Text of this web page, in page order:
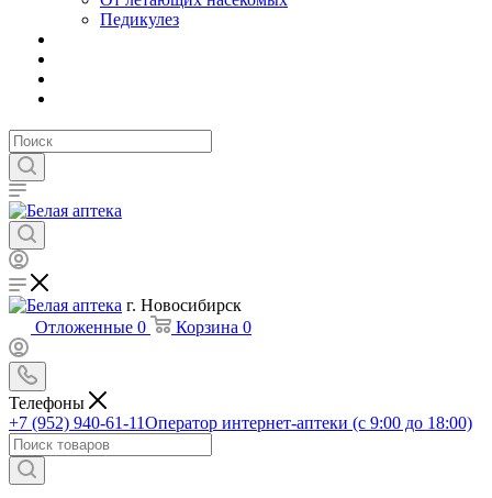
Педикулез
г. Новосибирск
Отложенные 0 Корзина 0
Телефоны
+7 (952) 940-61-11Оператор интернет-аптеки (с 9:00 до 18:00)